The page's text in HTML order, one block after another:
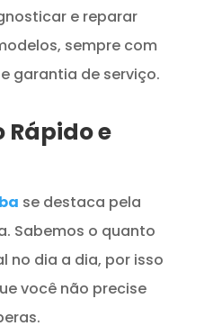
e reparar
sempre com
garantia de serviço.
e
se destaca pela
Sabemos o quanto
no dia a dia, por isso
você não precise